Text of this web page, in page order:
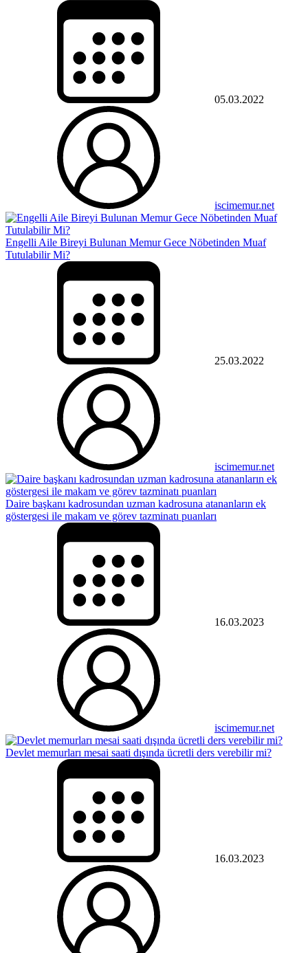
05.03.2022
iscimemur.net
Engelli Aile Bireyi Bulunan Memur Gece Nöbetinden Muaf
Tutulabilir Mi?
25.03.2022
iscimemur.net
Daire başkanı kadrosundan uzman kadrosuna atananların ek
göstergesi ile makam ve görev tazminatı puanları
16.03.2023
iscimemur.net
Devlet memurları mesai saati dışında ücretli ders verebilir mi?
16.03.2023